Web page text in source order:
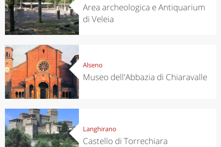
Area archeologica e Antiquarium
di Veleia
Alseno
Museo dell'Abbazia di Chiaravalle
Langhirano
Castello di Torrechiara